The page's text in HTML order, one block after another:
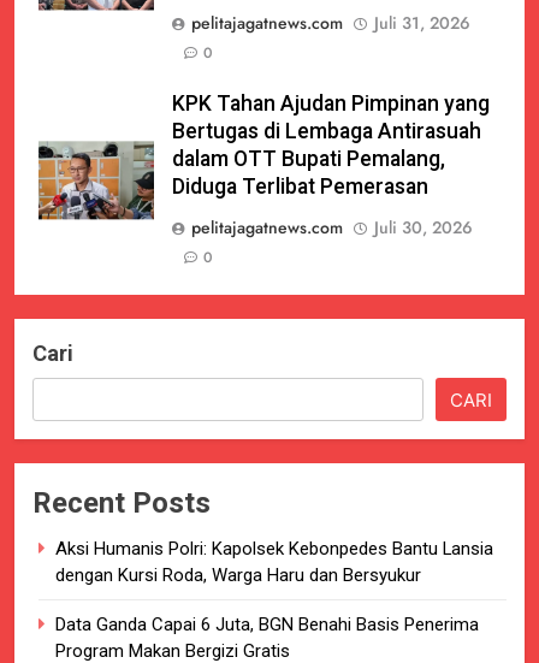
pelitajagatnews.com
Juli 31, 2026
0
KPK Tahan Ajudan Pimpinan yang
Bertugas di Lembaga Antirasuah
dalam OTT Bupati Pemalang,
Diduga Terlibat Pemerasan
pelitajagatnews.com
Juli 30, 2026
0
Cari
CARI
Recent Posts
Aksi Humanis Polri: Kapolsek Kebonpedes Bantu Lansia
dengan Kursi Roda, Warga Haru dan Bersyukur
Data Ganda Capai 6 Juta, BGN Benahi Basis Penerima
Program Makan Bergizi Gratis